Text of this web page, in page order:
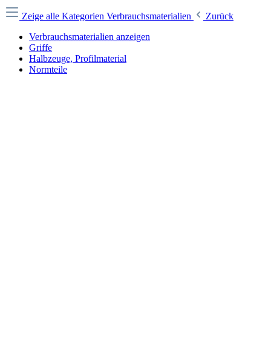
Zeige alle Kategorien Verbrauchsmaterialien
Zurück
Verbrauchsmaterialien anzeigen
Griffe
Halbzeuge, Profilmaterial
Normteile